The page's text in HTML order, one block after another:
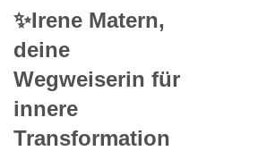
✨Irene Matern,
deine
Wegweiserin für
innere
Transformation